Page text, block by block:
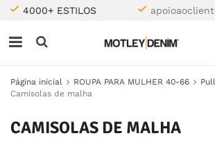
4000+ ESTILOS
Página inicial ROUPA PARA MULHER 40-66
Camisolas de malha
CAMISOLAS DE MALHA